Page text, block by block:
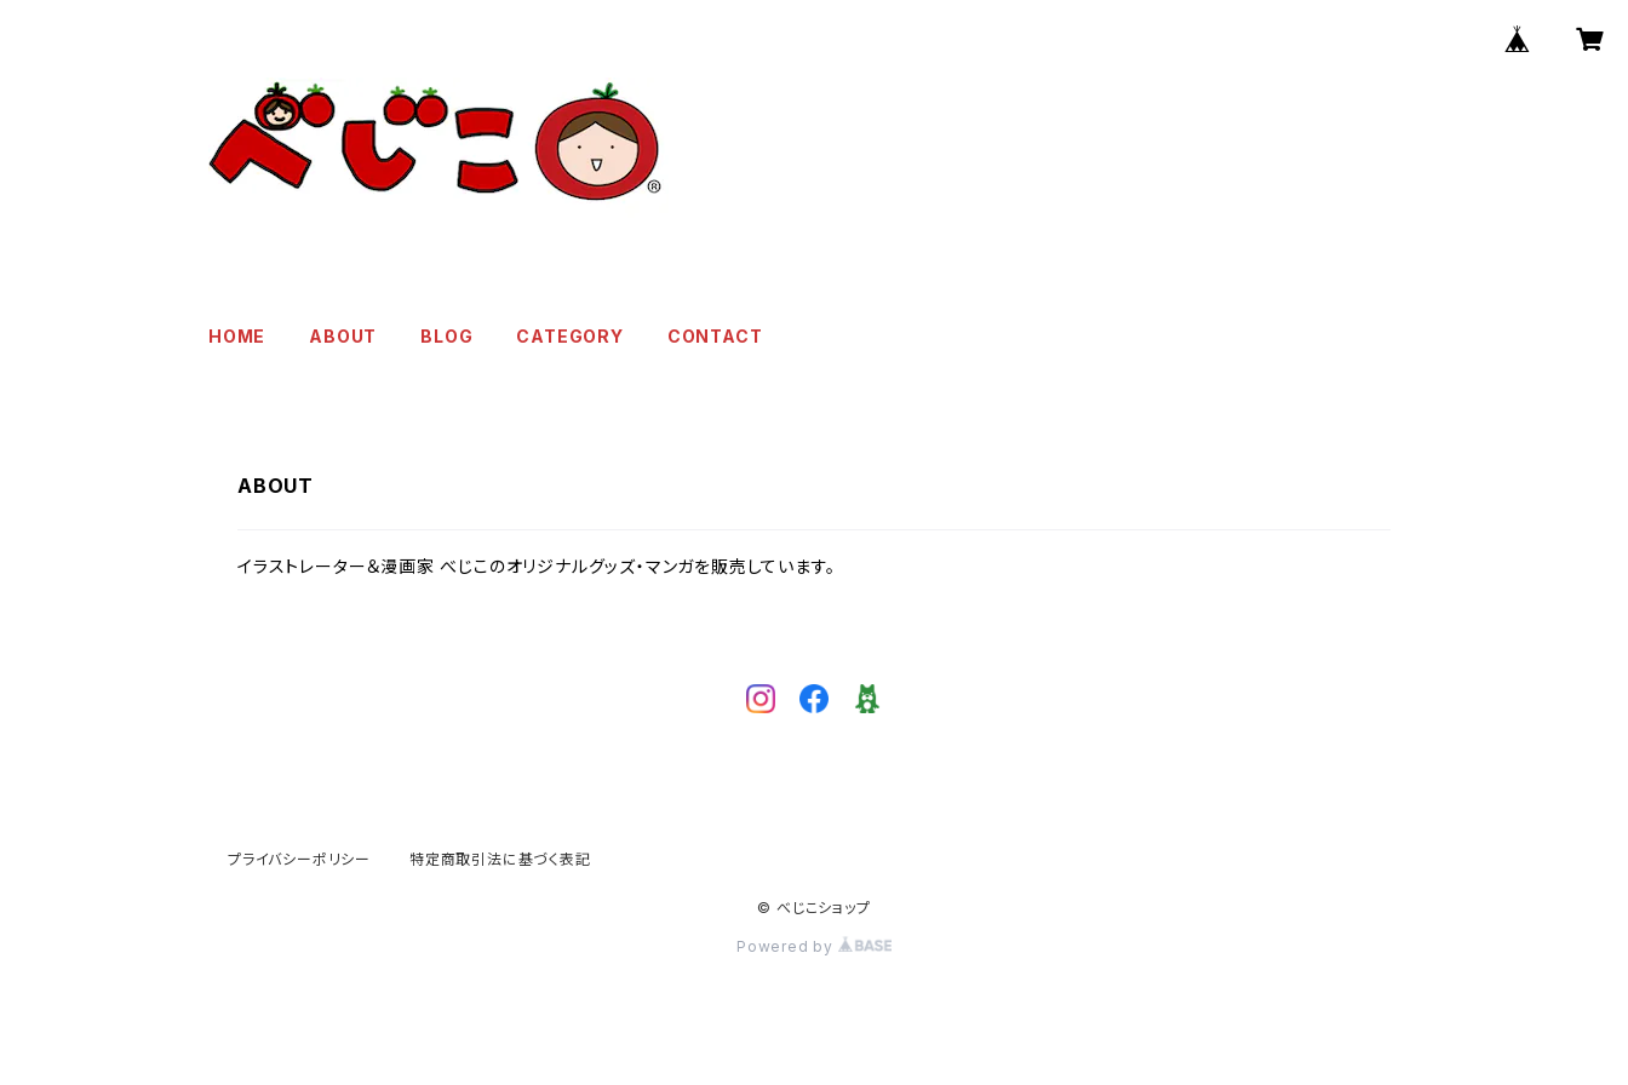
HOME ABOUT BLOG CATEGORY CONTACT
ABOUT
イラストレーター＆漫画家 べじこのオリジナルグッズ・マンガを販売しています。
プライバシーポリシー 特定商取引法に基づく表記
© べじこショップ
Powered by